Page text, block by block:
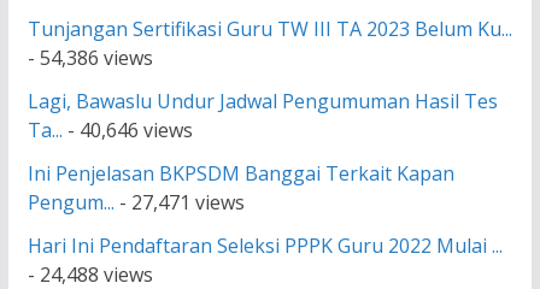
Tunjangan Sertifikasi Guru TW III TA 2023 Belum Ku...
- 54,386 views
Lagi, Bawaslu Undur Jadwal Pengumuman Hasil Tes
Ta... - 40,646 views
Ini Penjelasan BKPSDM Banggai Terkait Kapan
Pengum... - 27,471 views
Hari Ini Pendaftaran Seleksi PPPK Guru 2022 Mulai ...
- 24,488 views